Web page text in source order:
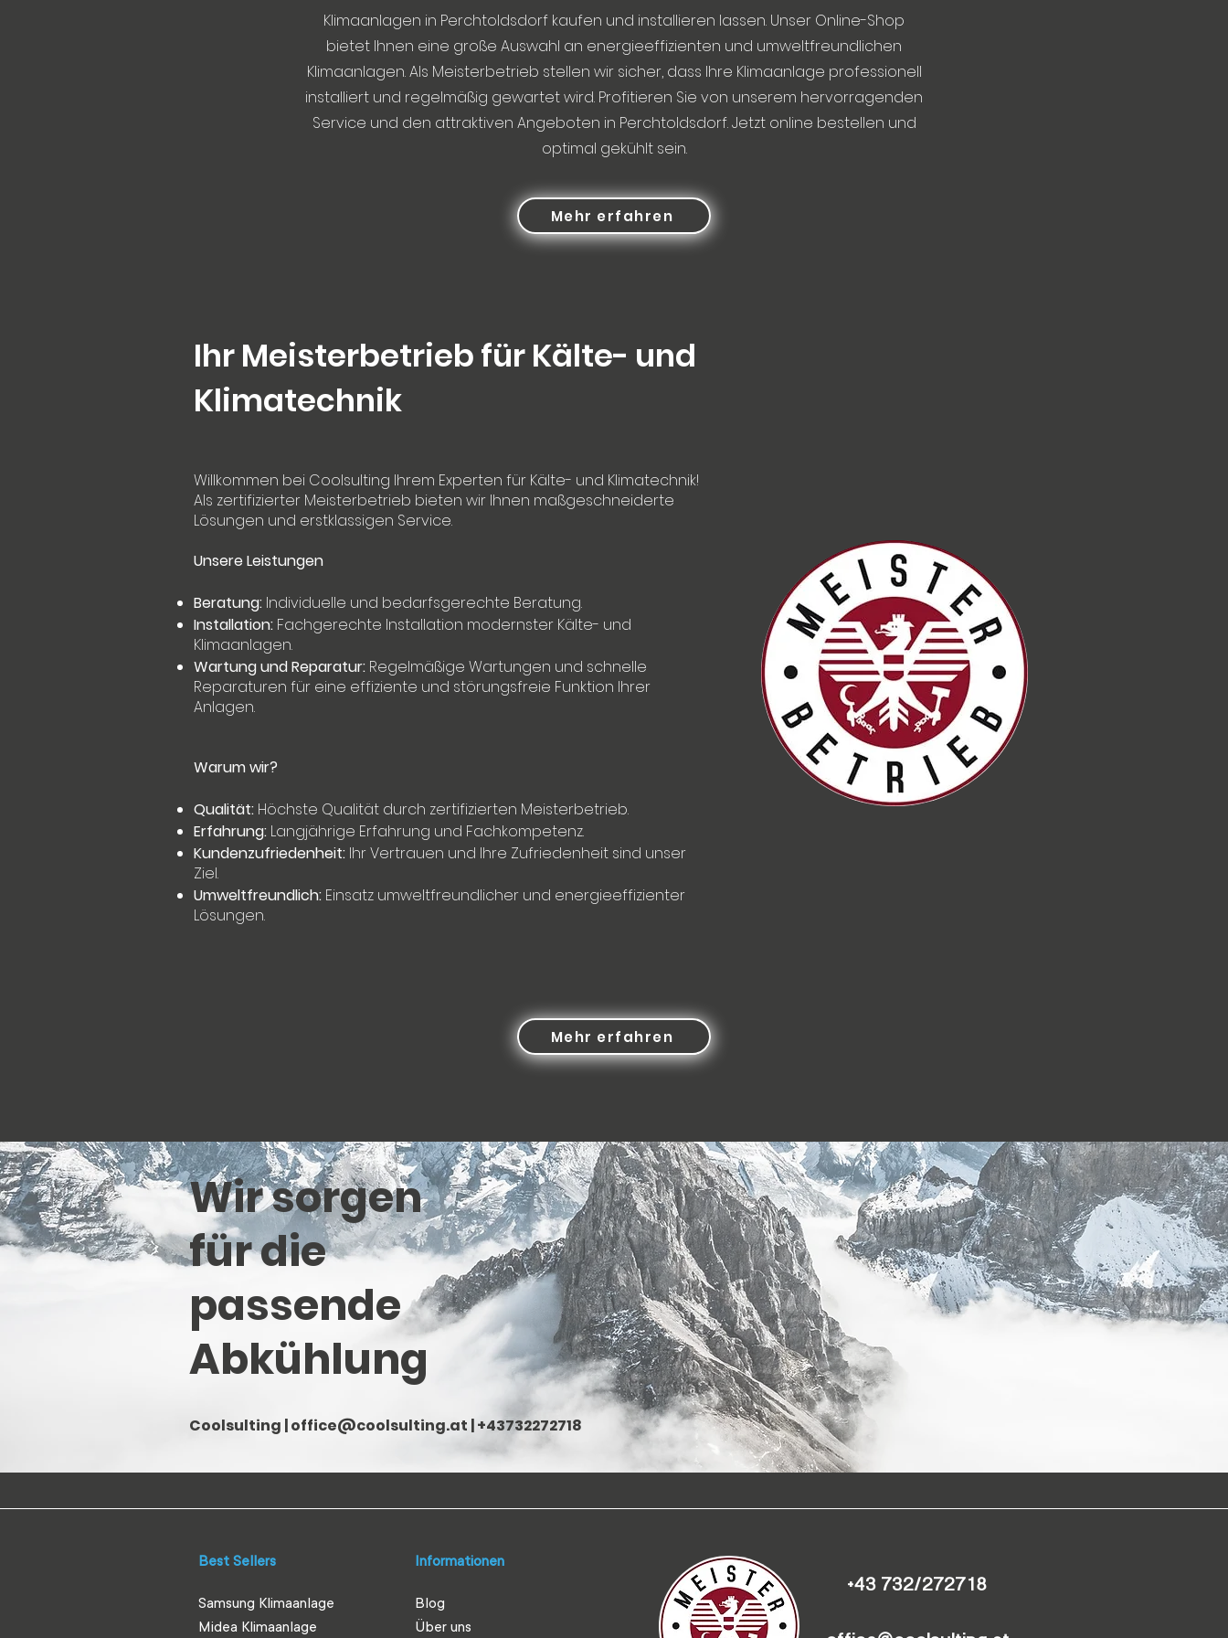
Klimaanlagen in Perchtoldsdorf kaufen und installieren lassen. Unser Online-Shop
bietet Ihnen eine große Auswahl an energieeffizienten und umweltfreundlichen
Klimaanlagen. Als Meisterbetrieb stellen wir sicher, dass Ihre Klimaanlage professionell
installiert und regelmäßig gewartet wird. Profitieren Sie von unserem hervorragenden
Service und den attraktiven Angeboten in Perchtoldsdorf. Jetzt online bestellen und
optimal gekühlt sein.
Mehr erfahren
Ihr Meisterbetrieb für Kälte- und
Klimatechnik
Willkommen bei Coolsulting Ihrem Experten für Kälte- und Klimatechnik!
Als zertifizierter Meisterbetrieb bieten wir Ihnen maßgeschneiderte
Lösungen und erstklassigen Service.
Unsere Leistungen
Beratung: Individuelle und bedarfsgerechte Beratung.
Installation: Fachgerechte Installation modernster Kälte- und
Klimaanlagen.
Wartung und Reparatur: Regelmäßige Wartungen und schnelle
Reparaturen für eine effiziente und störungsfreie Funktion Ihrer
Anlagen.
Warum wir?
Qualität: Höchste Qualität durch zertifizierten Meisterbetrieb.
Erfahrung: Langjährige Erfahrung und Fachkompetenz.
Kundenzufriedenheit: Ihr Vertrauen und Ihre Zufriedenheit sind unser
Ziel.
Umweltfreundlich: Einsatz umweltfreundlicher und energieeffizienter
Lösungen.
Mehr erfahren
Wir sorgen
für die
passende
Abkühlung
Coolsulting |office@coolsulting.at | +43732272718
Best Sellers
Samsung Klimaanlage
Midea Klimaanlage
Informationen
Blog
Über uns
+43 732/272718